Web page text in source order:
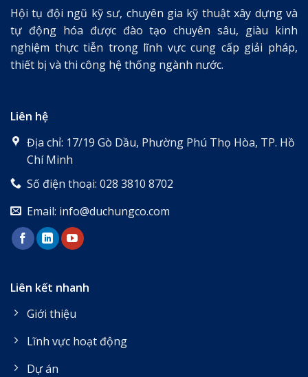
Hội tụ đội ngũ kỹ sư, chuyên gia kỹ thuật xây dựng và
tự động hóa được đào tạo chuyên sâu, giàu kinh
nghiệm thực tiễn trong lĩnh vực cung cấp giải pháp,
thiết bị và thi công hệ thống ngành nước.
Liên hệ
Địa chỉ: 17/19 Gò Dầu, Phường Phú Thọ Hòa, TP. Hồ
Chí Minh
Số điện thoại: 028 3810 8702
Email: info@duchungco.com
Liên kết nhanh
Giới thiệu
Lĩnh vực hoạt động
Dự án